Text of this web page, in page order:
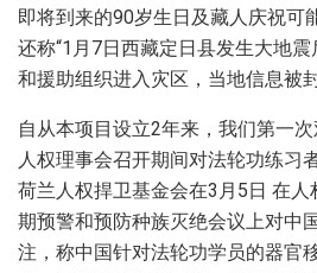
即将到来的90岁生日及藏人庆祝可
还称“1月7日西藏定日县发生大地
和援助组织进入灾区，当地信息被封
自从本项目设立2年来，我们第一
人权理事会召开期间对法轮功练习
荷兰人权捍卫基金会在3月5日 在
期预警和预防种族灭绝会议上对中
注，称中国针对法轮功学员的器官